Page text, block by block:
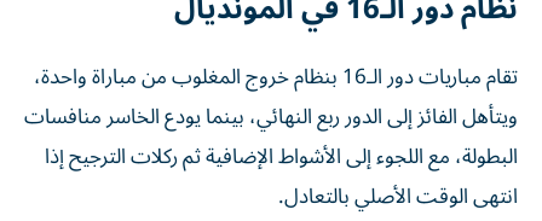
تقام مباريات دور الـ16 بنظام خروج المغلوب من مباراة واحدة،
ويتأهل الفائز إلى الدور ربع النهائي، بينما يودع الخاسر منافسات
البطولة، مع اللجوء إلى الأشواط الإضافية ثم ركلات الترجيح إذا
انتهى الوقت الأصلي بالتعادل.